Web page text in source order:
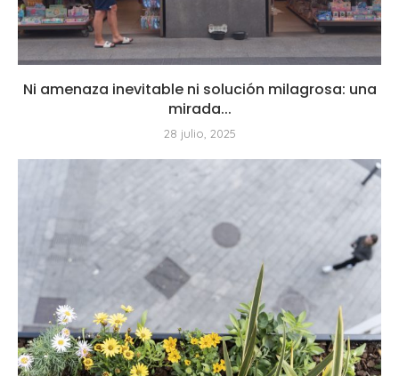
Ni amenaza inevitable ni solución milagrosa: una
mirada...
28 julio, 2025